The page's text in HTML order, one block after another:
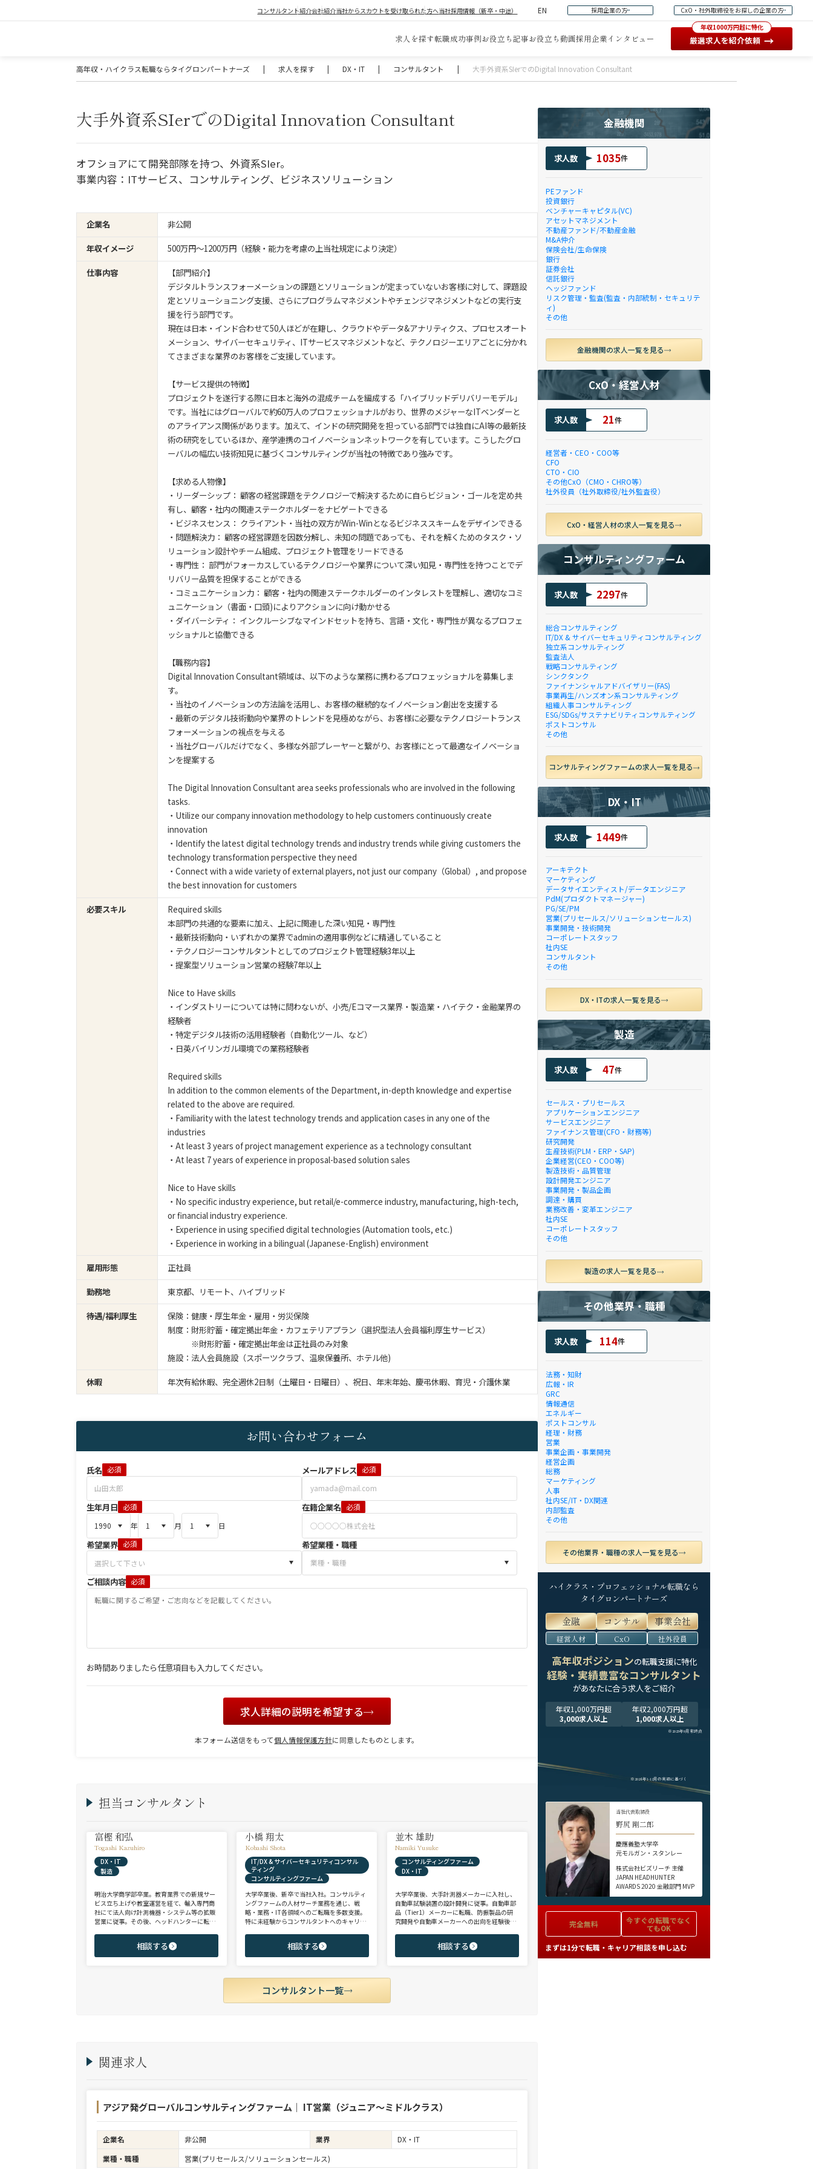
コンサルタント紹介会社紹介当社からスカウトを受け取られた方へ当社採用情報（新卒・中途） EN 採用企業の方 CxO・社外取締役をお探しの企業の方
求人を探す転職成功事例お役立ち記事お役立ち動画採用企業インタビュー
年収1000万円超に特化
厳選求人を紹介依頼 →
高年収・ハイクラス転職ならタイグロンパートナーズ | 求人を探す | DX・IT | コンサルタント | 大手外資系SIerでのDigital Innovation Consultant
大手外資系SIerでのDigital Innovation Consultant
オフショアにて開発部隊を持つ、外資系SIer。
事業内容：ITサービス、コンサルティング、ビジネスソリューション
企業名
非公開
年収イメージ
500万円〜1200万円（経験・能力を考慮の上当社規定により決定）
仕事内容
【部門紹介】
デジタルトランスフォーメーションの課題とソリューションが定まっていないお客様に対して、課題設
定とソリューショニング支援、さらにプログラムマネジメントやチェンジマネジメントなどの実行支
援を行う部門です。
現在は日本・インド合わせて50人ほどが在籍し、クラウドやデータ&アナリティクス、プロセスオート
メーション、サイバーセキュリティ、ITサービスマネジメントなど、テクノロジーエリアごとに分かれ
てさまざまな業界のお客様をご支援しています。
【サービス提供の特徴】
プロジェクトを遂行する際に日本と海外の混成チームを編成する「ハイブリッドデリバリーモデル」
です。当社にはグローバルで約60万人のプロフェッショナルがおり、世界のメジャーなITベンダーと
のアライアンス関係があります。加えて、インドの研究開発を担っている部門では独自にAI等の最新技
術の研究をしているほか、産学連携のコイノベーションネットワークを有しています。こうしたグロ
ーバルの幅広い技術知見に基づくコンサルティングが当社の特徴であり強みです。
【求める人物像】
・リーダーシップ： 顧客の経営課題をテクノロジーで解決するために自らビジョン・ゴールを定め共
有し、顧客・社内の関連ステークホルダーをナビゲートできる
・ビジネスセンス： クライアント・当社の双方がWin-Winとなるビジネススキームをデザインできる
・問題解決力： 顧客の経営課題を因数分解し、未知の問題であっても、それを解くためのタスク・ソ
リューション設計やチーム組成、プロジェクト管理をリードできる
・専門性： 部門がフォーカスしているテクノロジーや業界について深い知見・専門性を持つことでデ
リバリー品質を担保することができる
・コミュニケーション力： 顧客・社内の関連ステークホルダーのインタレストを理解し、適切なコミ
ュニケーション（書面・口頭)によりアクションに向け動かせる
・ダイバーシティ： インクルーシブなマインドセットを持ち、言語・文化・専門性が異なるプロフェ
ッショナルと協働できる
【職務内容】
Digital Innovation Consultant領域は、以下のような業務に携わるプロフェッショナルを募集しま
す。
・当社のイノベーションの方法論を活用し、お客様の継続的なイノベーション創出を支援する
・最新のデジタル技術動向や業界のトレンドを見極めながら、お客様に必要なテクノロジートランス
フォーメーションの視点を与える
・当社グローバルだけでなく、多様な外部プレーヤーと繋がり、お客様にとって最適なイノベーショ
ンを提案する
The Digital Innovation Consultant area seeks professionals who are involved in the following
tasks.
・Utilize our company innovation methodology to help customers continuously create
innovation
・Identify the latest digital technology trends and industry trends while giving customers the
technology transformation perspective they need
・Connect with a wide variety of external players, not just our company（Global）, and propose
the best innovation for customers
必要スキル
Required skills
本部門の共通的な要素に加え、上記に関連した深い知見・専門性
・最新技術動向・いずれかの業界でadminの適用事例などに精通していること
・テクノロジーコンサルタントとしてのプロジェクト管理経験3年以上
・提案型ソリューション営業の経験7年以上
Nice to Have skills
・インダストリーについては特に問わないが、小売/Eコマース業界・製造業・ハイテク・金融業界の
経験者
・特定デジタル技術の活用経験者（自動化ツール、など）
・日英バイリンガル環境での業務経験者
Required skills
In addition to the common elements of the Department, in-depth knowledge and expertise
related to the above are required.
・Familiarity with the latest technology trends and application cases in any one of the
industries
・At least 3 years of project management experience as a technology consultant
・At least 7 years of experience in proposal-based solution sales
Nice to Have skills
・No specific industry experience, but retail/e-commerce industry, manufacturing, high-tech,
or financial industry experience.
・Experience in using specified digital technologies (Automation tools, etc.)
・Experience in working in a bilingual (Japanese-English) environment
雇用形態
正社員
勤務地
東京都、リモート、ハイブリッド
待遇/福利厚生
保険：健康・厚生年金・雇用・労災保険
制度：財形貯蓄・確定拠出年金・カフェテリアプラン（選択型法人会員福利厚生サービス）
※財形貯蓄・確定拠出年金は正社員のみ対象
施設：法人会員施設（スポーツクラブ、温泉保養所、ホテル他)
休暇
年次有給休暇、完全週休2日制（土曜日・日曜日）、祝日、年末年始、慶弔休暇、育児・介護休業
お問い合わせフォーム
氏名 必須 メールアドレス 必須
生年月日 必須
年
月 日
在籍企業名 必須
希望業界 必須 希望業種・職種
ご相談内容 必須
お時間ありましたら任意項目も入力してください。
求人詳細の説明を希望する
本フォーム送信をもって個人情報保護方針に同意したものとします。
担当コンサルタント
富樫 和弘
Togashi Kazuhiro
DX・IT
製造
明治大学商学部卒業。教育業界での新規サー
ビス立ち上げや教室運営を経て、輸入専門商
社にて法人向け計測機器・システム等の拡販
営業に従事。その後、ヘッドハンターに転身
て当社に参画。 製造全般/プラントエンジニ
アリング/物流/SIer/SaaSまで幅広い領域、職
相談する
小橋 翔太
Kobashi Shota
IT/DX & サイバーセキュリティコンサル
ティング
コンサルティングファーム
大学卒業後、新卒で当社入社。コンサルティ
ングファームの人材サーチ業務を通じ、戦
略・業務・IT各領域へのご転職を多数支援。
特に未経験からコンサルタントへのキャリア
ご志向と市場動向を踏まえ最適なキャリアを
ご提案させていただきます。
相談する
並木 雄助
Namiki Yusuke
コンサルティングファーム
DX・IT
大学卒業後、大手計測器メーカーに入社し、
自動車試験装置の設計開発に従事。自動車部
品（Tier1）メーカーに転職、防振製品の研
究開発や自動車メーカーへの出向を経験後、
ど幅広いご支援実績。 【受賞歴】 ・日経転職
版 Performance Award Executive部門 MVP ・
相談する
コンサルタント一覧
関連求人
アジア発グローバルコンサルティングファーム｜ IT営業（ジュニア～ミドルクラス）
企業名 非公開 業界
DX・IT
業種・職種
営業(プリセールス/ソリューションセールス)
金融機関
求人数 1035件
PEファンド
投資銀行
ベンチャーキャピタル(VC)
アセットマネジメント
不動産ファンド/不動産金融
M&A仲介
保険会社/生命保険
銀行
証券会社
信託銀行
ヘッジファンド
リスク管理・監査(監査・内部統制・セキュリテ
ィ)
その他
金融機関の求人一覧を見る
CxO・経営人材
求人数 21件
経営者・CEO・COO等
CFO
CTO・CIO
その他CxO（CMO・CHRO等）
社外役員（社外取締役/社外監査役）
CxO・経営人材の求人一覧を見る
コンサルティングファーム
求人数 2297件
総合コンサルティング
IT/DX & サイバーセキュリティコンサルティング
独立系コンサルティング
監査法人
戦略コンサルティング
シンクタンク
ファイナンシャルアドバイザリー(FAS)
事業再生/ハンズオン系コンサルティング
組織人事コンサルティング
ESG/SDGs/サステナビリティコンサルティング
ポストコンサル
その他
コンサルティングファームの求人一覧を見る
DX・IT
求人数 1449件
アーキテクト
マーケティング
データサイエンティスト/データエンジニア
PdM(プロダクトマネージャー)
PG/SE/PM
営業(プリセールス/ソリューションセールス)
事業開発・技術開発
コーポレートスタッフ
社内SE
コンサルタント
その他
DX・ITの求人一覧を見る
製造
求人数 47件
セールス・プリセールス
アプリケーションエンジニア
サービスエンジニア
ファイナンス管理(CFO・財務等)
研究開発
生産技術(PLM・ERP・SAP)
企業経営(CEO・COO等)
製造技術・品質管理
設計開発エンジニア
事業開発・製品企画
調達・購買
業務改善・変革エンジニア
社内SE
コーポレートスタッフ
その他
製造の求人一覧を見る
その他業界・職種
求人数 114件
法務・知財
広報・IR
GRC
情報通信
エネルギー
ポストコンサル
経理・財務
営業
事業企画・事業開発
経営企画
総務
マーケティング
人事
社内SE/IT・DX関連
内部監査
その他
その他業界・職種の求人一覧を見る
ハイクラス・プロフェッショナル転職なら
タイグロンパートナーズ
金融 コンサル 事業会社
経営人材 CxO 社外役員
高年収ポジションの転職支援に特化
経験・実績豊富なコンサルタント
があなたに合う求人をご紹介
年収1,000万円超
3,000求人以上
年収2,000万円超
1,000求人以上
※2025年9月末時点
※2024年1-12月の実績に基づく
当社代表取締役
野尻 剛二郎
慶應義塾大学卒
元モルガン・スタンレー
株式会社ビズリーチ 主催
JAPAN HEADHUNTER
AWARDS 2020 金融部門 MVP
完全無料 今すぐの転職でなく
てもOK
まずは1分で転職・キャリア相談を申し込む